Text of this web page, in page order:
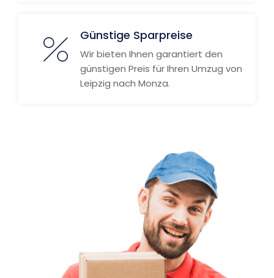
Günstige Sparpreise
Wir bieten Ihnen garantiert den
günstigen Preis für Ihren Umzug von
Leipzig nach Monza.